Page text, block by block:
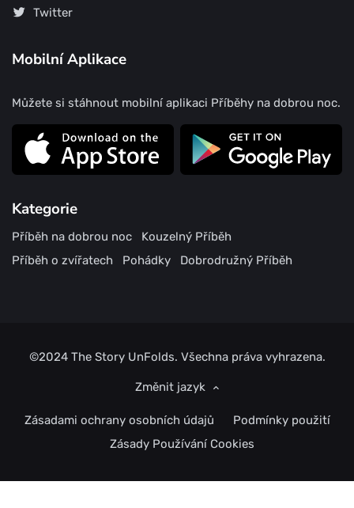
Twitter
Mobilní Aplikace
Můžete si stáhnout mobilní aplikaci Příběhy na dobrou noc.
Kategorie
Příběh na dobrou noc
Kouzelný Příběh
Příběh o zvířatech
Pohádky Dobrodružný Příběh
©2024 The Story UnFolds. Všechna práva vyhrazena.
Změnit jazyk
Zásadami ochrany osobních údajů
Podmínky použití
Zásady Používání Cookies